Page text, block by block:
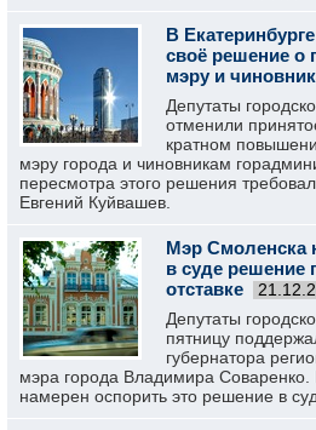
В
своё решение о
мэру и
Депутаты
отменили
кратном
мэру города и чиновникам
пересмотра этого решения
Евгений Куйвашев.
Мэр Смоленска
в суде решение
отставке
Депутаты
пятницу
губернатора
мэра города Владимира Соваренко.
намерен оспорить это решение в